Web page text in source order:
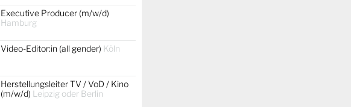
Executive Producer (m/w/d)
Hamburg
Video-Editor:in (all gender) Köln
Herstellungsleiter TV / VoD / Kino
(m/w/d) Leipzig oder Berlin